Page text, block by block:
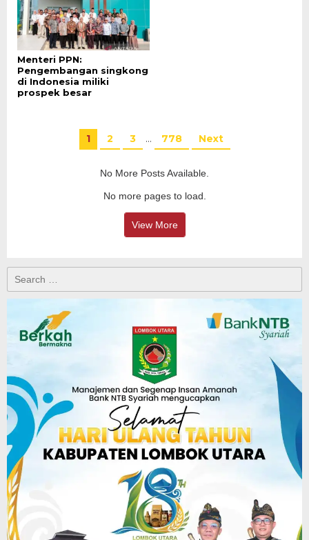
Menteri PPN:
Pengembangan singkong
di Indonesia miliki
prospek besar
1 2 3 … 778 Next
No More Posts Available.
No more pages to load.
View More
for: